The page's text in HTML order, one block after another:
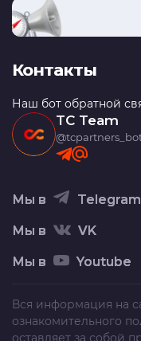
Контакты
Наш бот обратной
TC Team
Мы в Telegram
Мы в VK
Мы в Youtube
Вся информация на
ознакомительного
оставляет за собой